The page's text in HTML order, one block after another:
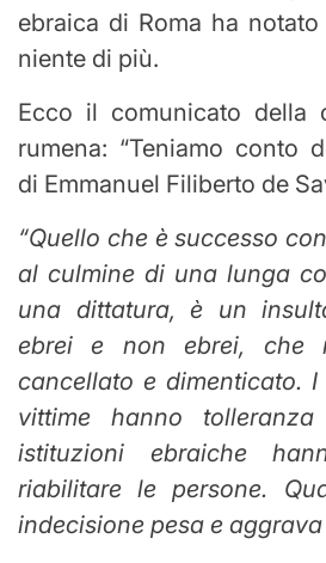
ebraica di Roma ha
niente di più.
Ecco il comunicato della
rumena: “Teniamo conto
di Emmanuel Filiberto de
“Quello che è successo
al culmine di una lunga
una dittatura, è un
ebrei e non ebrei, che
cancellato e dimenticato. I
vittime hanno
istituzioni ebraiche
riabilitare le persone.
indecisione pesa e